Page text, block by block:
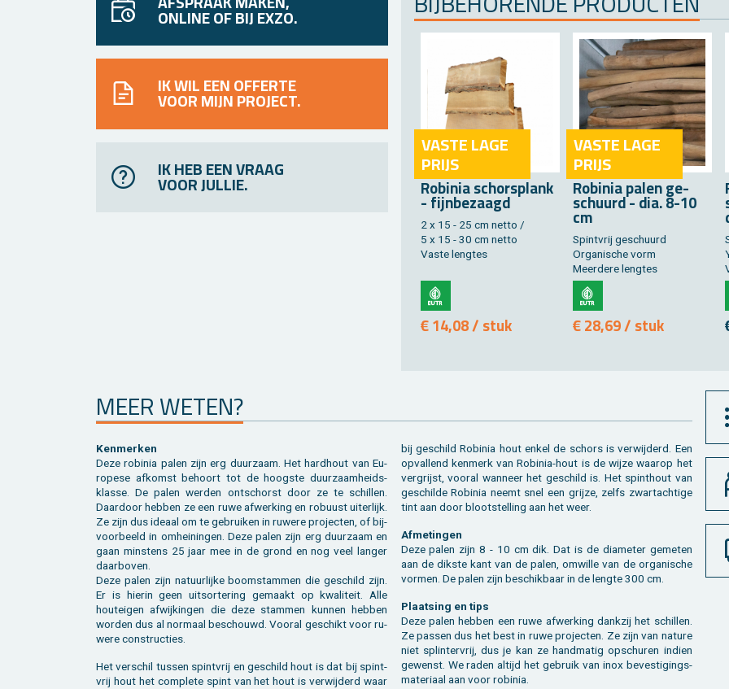
ONLINE OF BIJ EXZO.
IK WIL EEN OFFERTE
VOOR MIJN PROJECT.
IK HEB EEN VRAAG
VOOR JULLIE.
VASTE LAGE
PRIJS
Ro­bi­nia schors­plank
- fijn­be­zaagd
2 x 15 - 25 cm netto /
5 x 15 - 30 cm netto
Vaste leng­tes
€ 14,08 / stuk
VASTE LAGE
PRIJS
Ro­bi­nia palen ge­
schuurd - dia. 8-10
cm
Spint­vrij ge­schuurd
Or­ga­ni­sche vorm
Meer­de­re leng­tes
€ 28,69 / stuk
MEER WETEN?
Ken­mer­ken
Deze ro­bi­nia palen zijn erg duur­zaam. Het hard­hout van Eu­
ro­pe­se af­komst be­hoort tot de hoog­ste duur­zaam­heids­
klas­se. De palen wer­den ont­schorst door ze te schil­len.
Daar­door heb­ben ze een ruwe af­wer­king en ro­buust ui­ter­lijk.
Ze zijn dus ide­aal om te ge­brui­ken in ru­we­re pro­jec­ten, of bij­
voor­beeld in om­hei­nin­gen. Deze palen zijn erg duur­zaam en
gaan min­stens 25 jaar mee in de grond en nog veel lan­ger
daar­bo­ven.
Deze palen zijn na­tuur­lij­ke boom­stam­men die ge­schild zijn.
Er is hier­in geen uit­sor­te­ring ge­maakt op kwa­li­teit. Alle
houtei­gen af­wij­kin­gen die deze stam­men kun­nen heb­ben
wor­den dus al nor­maal be­schouwd. Voor­al ge­schikt voor ru­
we­re con­struc­ties.
Het ver­schil tus­sen spint­vrij en ge­schild hout is dat bij spint­
vrij hout het com­ple­te spint van het hout is ver­wij­derd waar
bij ge­schild Ro­bi­nia hout enkel de schors is ver­wij­derd. Een
op­val­lend ken­merk van Ro­bi­nia-hout is de wijze waar­op het
ver­grijst, voor­al wan­neer het ge­schild is. Het spint­hout van
ge­schil­de Ro­bi­nia neemt snel een grij­ze, zelfs zwart­ach­ti­ge
tint aan door bloot­stel­ling aan het weer.
Af­me­tin­gen
Deze palen zijn 8 - 10 cm dik. Dat is de dia­me­ter ge­me­ten
aan de dik­s­te kant van de palen, om­wil­le van de or­ga­ni­sche
vor­men. De palen zijn be­schik­baar in de leng­te 300 cm.
Plaat­sing en tips
Deze palen heb­ben een ruwe af­wer­king dank­zij het schil­len.
Ze pas­sen dus het best in ruwe pro­jec­ten. Ze zijn van na­tu­re
niet splin­ter­vrij, dus je kan ze hand­ma­tig op­schu­ren in­dien
ge­wenst. We raden al­tijd het ge­bruik van inox be­ves­ti­gings­
ma­te­ri­aal aan voor ro­bi­nia.